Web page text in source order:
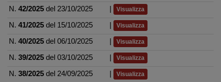
N. 42/2025 del 23/10/2025 Visualizza
N. 41/2025 del 15/10/2025 Visualizza
N. 40/2025 del 06/10/2025 Visualizza
N. 39/2025 del 03/10/2025 Visualizza
N. 38/2025 del 24/09/2025 Visualizza